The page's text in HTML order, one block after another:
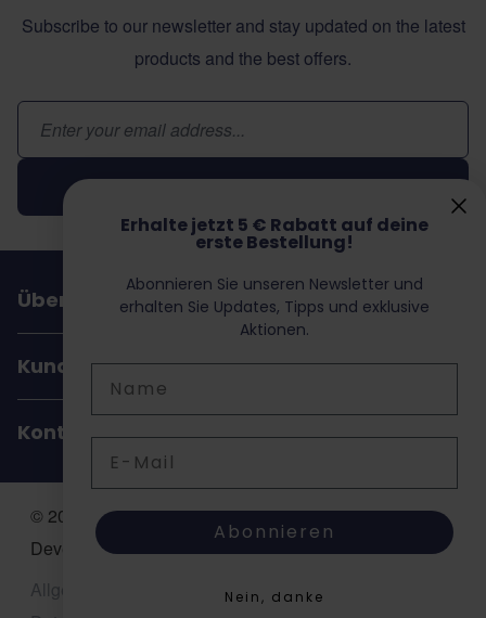
Subscribe to our newsletter and stay updated on the latest
products and the best offers.
E-Mail-Adresse
Abonnieren
Über Dochorse
Kundenservice
Kontakt
© 2026 Dochorse. All Rights Reserved. Design &
Development by -Accent Interactive
Allgemeine Geschäftsbedingungen (AGB)
Erhalte jetzt 5 € Rabatt auf deine
erste Bestellung!
Abonnieren Sie unseren Newsletter und
erhalten Sie Updates, Tipps und exklusive
Aktionen.
Abonnieren
Nein, danke